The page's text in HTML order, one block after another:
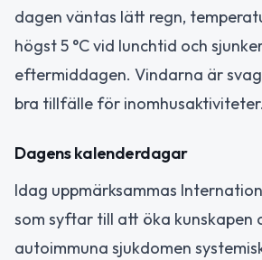
dagen väntas lätt regn,
högst 5 °C vid lunchtid och
eftermiddagen. Vindarna är
bra tillfälle för inomhusaktiviteter.
Dagens kalenderdagar
Idag uppmärksammas
som syftar till att öka kunskapen
autoimmuna sjukdomen